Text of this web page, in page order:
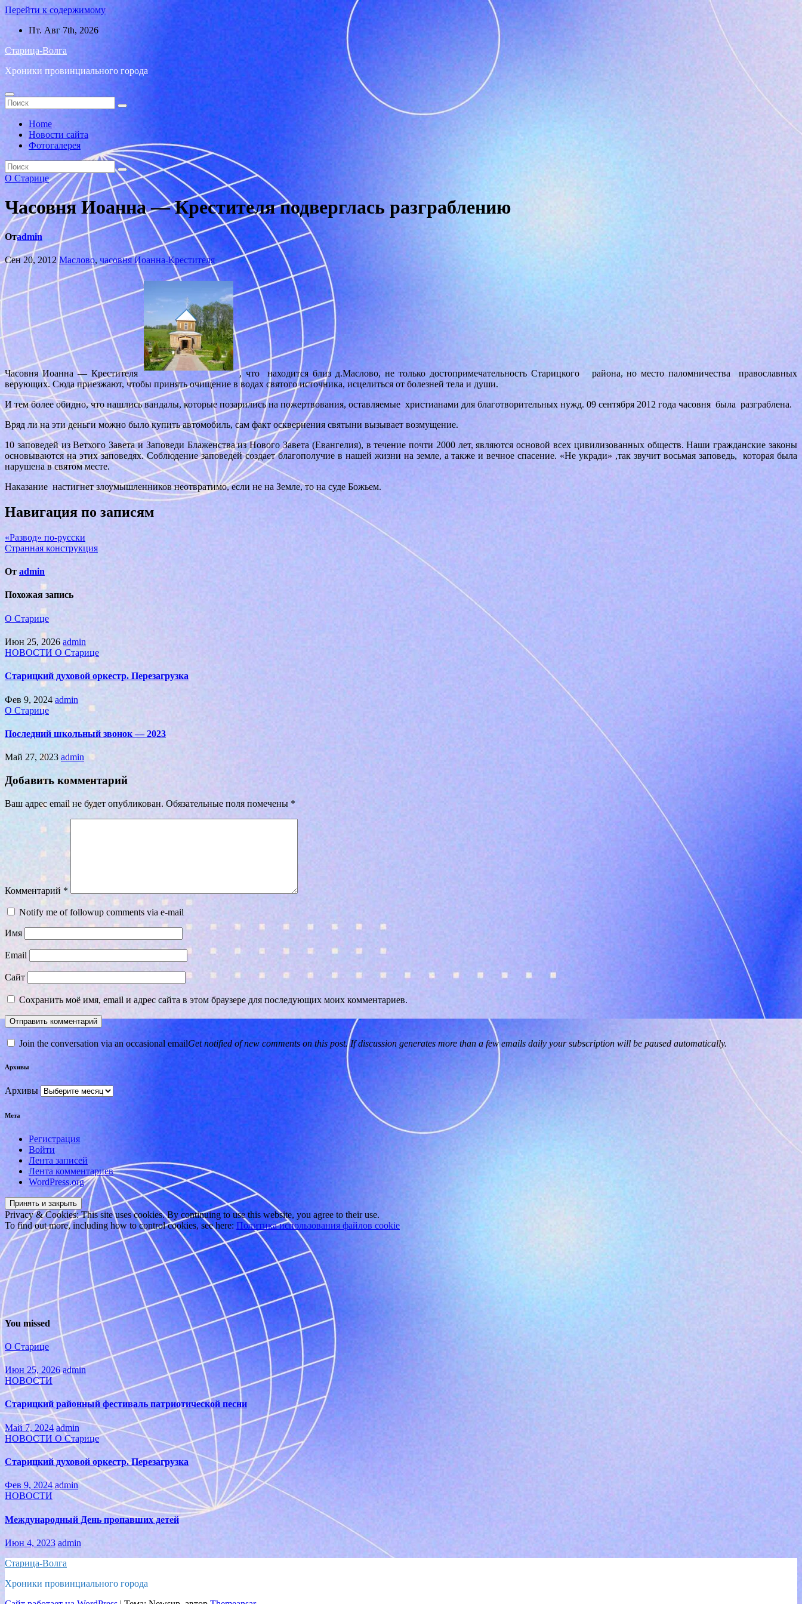
Перейти к содержимому
Пт. Авг 7th, 2026
Старица-Волга
Хроники провинциального города
Home
Новости сайта
Фотогалерея
О Старице
Часовня Иоанна — Крестителя подверглась разграблению
Отadmin
Сен 20, 2012 Маслово, часовня Иоанна-Крестителя
Часовня Иоанна — Крестителя
, что находится близ д.Маслово, не только достопримечательность Старицкого района, но место паломничества православных
верующих. Сюда приезжают, чтобы принять очищение в водах святого источника, исцелиться от болезней тела и души.
И тем более обидно, что нашлись вандалы, которые позарились на пожертвования, оставляемые христианами для благотворительных нужд. 09 сентября 2012 года часовня была разграблена.
Вряд ли на эти деньги можно было купить автомобиль, сам факт осквернения святыни вызывает возмущение.
10 заповедей из Ветхого Завета и Заповеди Блаженства из Нового Завета (Евангелия), в течение почти 2000 лет, являются основой всех цивилизованных обществ. Наши гражданские законы
основываются на этих заповедях. Соблюдение заповедей создает благополучие в нашей жизни на земле, а также и вечное спасение. «Не укради» ,так звучит восьмая заповедь, которая была
нарушена в святом месте.
Наказание настигнет злоумышленников неотвратимо, если не на Земле, то на суде Божьем.
Навигация по записям
«Развод» по-русски
Странная конструкция
От admin
Похожая запись
О Старице
Июн 25, 2026 admin
НОВОСТИ О Старице
Старицкий духовой оркестр. Перезагрузка
Фев 9, 2024 admin
О Старице
Последний школьный звонок — 2023
Май 27, 2023 admin
Добавить комментарий
Ваш адрес email не будет опубликован. Обязательные поля помечены *
Комментарий *
Notify me of followup comments via e-mail
Имя
Email
Сайт
Сохранить моё имя, email и адрес сайта в этом браузере для последующих моих комментариев.
Join the conversation via an occasional emailGet notified of new comments on this post. If discussion generates more than a few emails daily your subscription will be paused automatically.
Архивы
Архивы
Мета
Регистрация
Войти
Лента записей
Лента комментариев
WordPress.org
Privacy & Cookies: This site uses cookies. By continuing to use this website, you agree to their use.
To find out more, including how to control cookies, see here:Политика использования файлов cookie
You missed
О Старице
Июн 25, 2026 admin
НОВОСТИ
Старицкий районный фестиваль патриотической песни
Май 7, 2024 admin
НОВОСТИ О Старице
Старицкий духовой оркестр. Перезагрузка
Фев 9, 2024 admin
НОВОСТИ
Международный День пропавших детей
Июн 4, 2023 admin
Старица-Волга
Хроники провинциального города